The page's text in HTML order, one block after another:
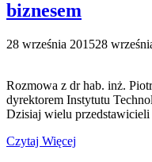
biznesem
28 września 201528
Rozmowa z dr hab. inż.
dyrektorem Instytutu
Dzisiaj wielu
Czytaj Więcej